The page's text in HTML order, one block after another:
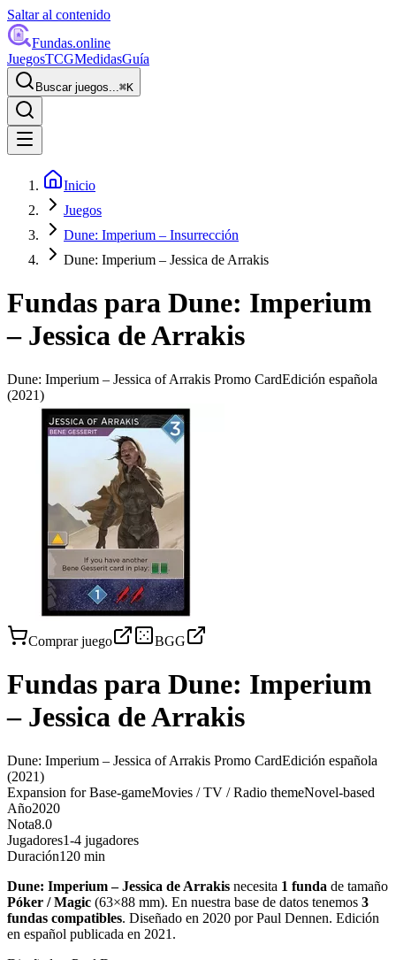
Saltar al contenido
Fundas.online
JuegosTCGMedidasGuía
Buscar juegos...⌘K
Inicio
Juegos
Dune: Imperium – Insurrección
Dune: Imperium – Jessica de Arrakis
Fundas para Dune: Imperium
– Jessica de Arrakis
Dune: Imperium – Jessica of Arrakis Promo CardEdición española
(2021)
Comprar juego BGG
Fundas para Dune: Imperium
– Jessica de Arrakis
Dune: Imperium – Jessica of Arrakis Promo CardEdición española
(2021)
Expansion for Base-gameMovies / TV / Radio themeNovel-based
Año2020
Nota8.0
Jugadores1-4 jugadores
Duración120 min
Dune: Imperium – Jessica de Arrakis necesita 1 funda de tamaño
Póker / Magic (63×88 mm). En nuestra base de datos tenemos 3
fundas compatibles. Diseñado en 2020 por Paul Dennen. Edición
en español publicada en 2021 .